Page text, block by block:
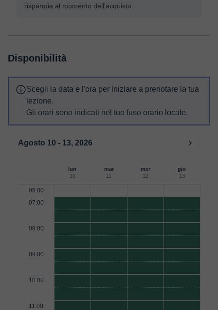
risparmia al momento dell'acquisto.
Disponibilità
Scegli la data e l'ora per iniziare a prenotare la tua
lezione.
Gli orari sono indicati nel tuo fuso orario locale.
Agosto 10 - 13, 2026
lun
10
mar
11
mer
12
gio
13
06:00
07:00
08:00
09:00
10:00
11:00